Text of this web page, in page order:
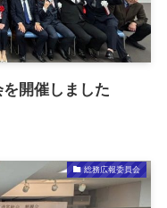
開催しました
総務広報委員会